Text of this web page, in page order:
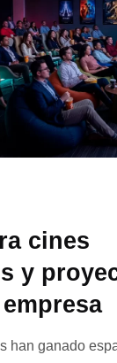
cines
y
han ganado